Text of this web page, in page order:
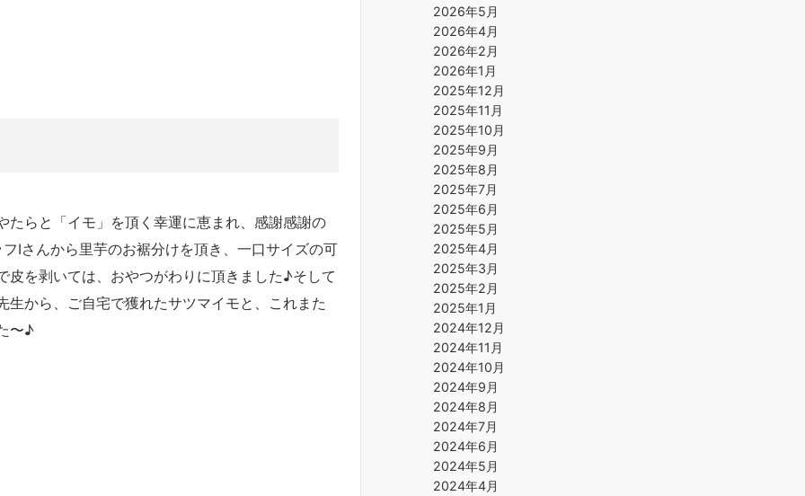
らと「イモ」を頂く幸運に恵まれ、感謝感謝の
Iさんから里芋のお裾分けを頂き、一口サイズの可
を剥いては、おやつがわりに頂きました♪そして
から、ご自宅で獲れたサツマイモと、これまた
〜♪
2026年5月
2026年4月
2026年2月
2026年1月
2025年12月
2025年11月
2025年10月
2025年9月
2025年8月
2025年7月
2025年6月
2025年5月
2025年4月
2025年3月
2025年2月
2025年1月
2024年12月
2024年11月
2024年10月
2024年9月
2024年8月
2024年7月
2024年6月
2024年5月
2024年4月